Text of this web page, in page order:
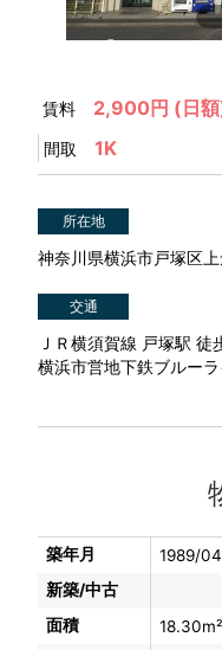
賃料 2,900円 (日額
間取 1K
所在地
神奈川県横浜市戸塚区
交通
ＪＲ横須賀線 戸塚駅 徒
横浜市営地下鉄ブルー
築年月
1989/04
新築/中古
面積
18.30m²